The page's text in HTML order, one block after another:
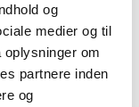
og
medier og til
om
partnere inden
og
8 9